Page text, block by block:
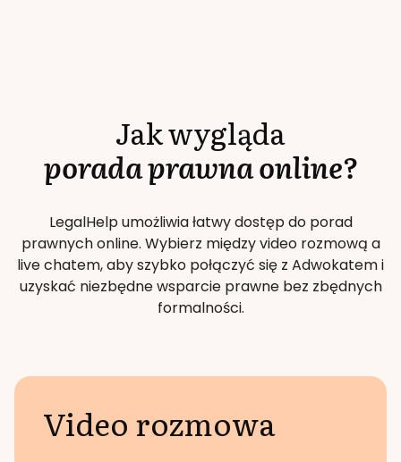
Jak wygląda
porada prawna online?
LegalHelp umożliwia łatwy dostęp do porad
prawnych online. Wybierz między video rozmową a
live chatem, aby szybko połączyć się z Adwokatem i
uzyskać niezbędne wsparcie prawne bez zbędnych
formalności.
Video rozmowa